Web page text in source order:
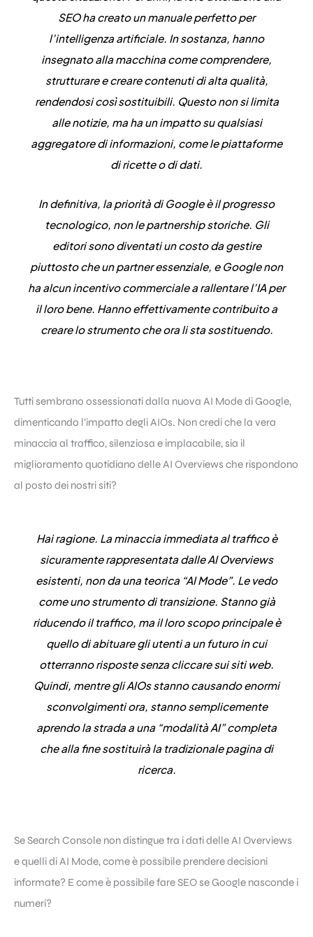
SEO ha creato un manuale perfetto per
l’intelligenza artificiale. In sostanza, hanno
insegnato alla macchina come comprendere,
strutturare e creare contenuti di alta qualità,
rendendosi così sostituibili. Questo non si limita
alle notizie, ma ha un impatto su qualsiasi
aggregatore di informazioni, come le piattaforme
di ricette o di dati.
In definitiva, la priorità di Google è il progresso
tecnologico, non le partnership storiche. Gli
editori sono diventati un costo da gestire
piuttosto che un partner essenziale, e Google non
ha alcun incentivo commerciale a rallentare l’IA per
il loro bene. Hanno effettivamente contribuito a
creare lo strumento che ora li sta sostituendo.
Tutti sembrano ossessionati dalla nuova AI Mode di Google,
dimenticando l’impatto degli AIOs. Non credi che la vera
minaccia al traffico, silenziosa e implacabile, sia il
miglioramento quotidiano delle AI Overviews che rispondono
al posto dei nostri siti?
Hai ragione. La minaccia immediata al traffico è
sicuramente rappresentata dalle AI Overviews
esistenti, non da una teorica “AI Mode”. Le vedo
come uno strumento di transizione. Stanno già
riducendo il traffico, ma il loro scopo principale è
quello di abituare gli utenti a un futuro in cui
otterranno risposte senza cliccare sui siti web.
Quindi, mentre gli AIOs stanno causando enormi
sconvolgimenti ora, stanno semplicemente
aprendo la strada a una “modalità AI” completa
che alla fine sostituirà la tradizionale pagina di
ricerca.
Se Search Console non distingue tra i dati delle AI Overviews
e quelli di AI Mode, come è possibile prendere decisioni
informate? E come è possibile fare SEO se Google nasconde i
numeri?